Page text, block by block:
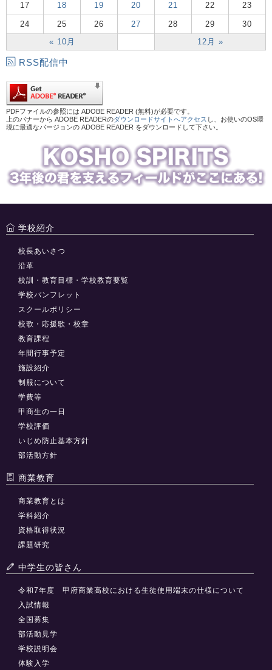
« 10月 12月 »
17 18 19 20 21 22 23
24 25 26 27 28 29 30
RSS配信中
PDFファイルの参照には ADOBE READER (無料)が必要です。
上のバナーから ADOBE READERのダウンロードサイトへアクセス し、お使いのOS環
境に最適なバージョンの ADOBE READER をダウンロードして下さい。
学校紹介
校長あいさつ
沿革
校訓・教育目標・学校教育要覧
学校パンフレット
スクールポリシー
校歌・応援歌・校章
教育課程
年間行事予定
施設紹介
制服について
学費等
甲商生の一日
学校評価
いじめ防止基本方針
部活動方針
商業教育
商業教育とは
学科紹介
資格取得状況
課題研究
中学生の皆さん
令和7年度 甲府商業高校における生徒使用端末の仕様について
入試情報
全国募集
部活動見学
学校説明会
体験入学